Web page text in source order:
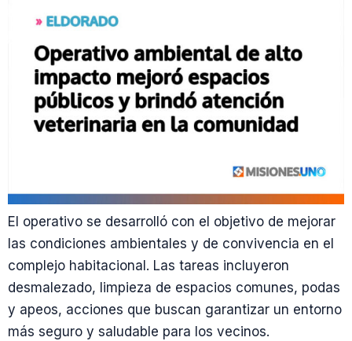
El operativo se desarrolló con el objetivo de mejorar
las condiciones ambientales y de convivencia en el
complejo habitacional. Las tareas incluyeron
desmalezado, limpieza de espacios comunes, podas
y apeos, acciones que buscan garantizar un entorno
más seguro y saludable para los vecinos.